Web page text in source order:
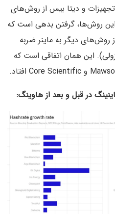
و دیتا بیس از روش‌های
روش‌ها، گرفتن بدهی است که
روش‌های دیگر به ماینر ضربه
این همان اتفاقی است که
در قبل و بعد از هاوینگ: